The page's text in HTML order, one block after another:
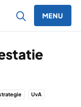
MENU
UvA